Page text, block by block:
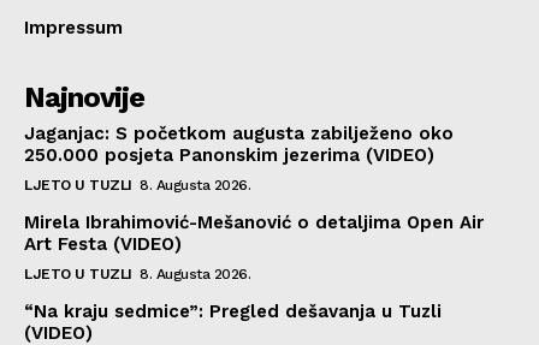
Impressum
Najnovije
Jaganjac: S početkom augusta zabilježeno oko
250.000 posjeta Panonskim jezerima (VIDEO)
LJETO U TUZLI 8. Augusta 2026.
Mirela Ibrahimović-Mešanović o detaljima Open Air
Art Festa (VIDEO)
LJETO U TUZLI 8. Augusta 2026.
“Na kraju sedmice”: Pregled dešavanja u Tuzli
(VIDEO)